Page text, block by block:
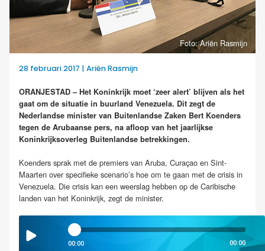
Foto: Ariën Rasmijn
28 februari 2017 | Ariën Rasmijn
ORANJESTAD – Het Koninkrijk moet ‘zeer alert’ blijven als het
gaat om de situatie in buurland Venezuela. Dit zegt de
Nederlandse minister van Buitenlandse Zaken Bert Koenders
tegen de Arubaanse pers, na afloop van het jaarlijkse
Koninkrijksoverleg Buitenlandse betrekkingen.
Koenders sprak met de premiers van Aruba, Curaçao en Sint-
Maarten over specifieke scenario’s hoe om te gaan met de crisis in
Venezuela. Die crisis kan een weerslag hebben op de Caribische
landen van het Koninkrijk, zegt de minister.
00:00 00:00